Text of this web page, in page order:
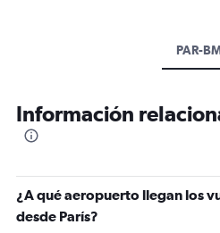
PAR-
Información
¿A qué aeropuerto llegan los
desde París?